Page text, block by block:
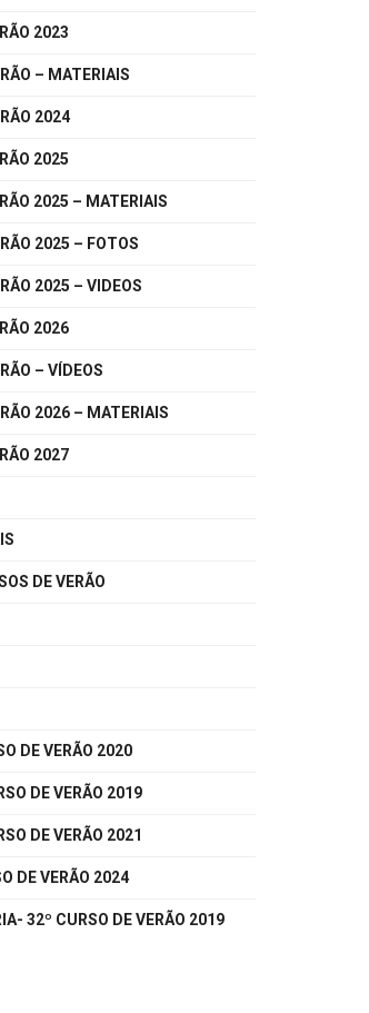
2023
– MATERIAIS
2024
2025
2025 – MATERIAIS
2025 – FOTOS
2025 – VIDEOS
2026
– VÍDEOS
2026 – MATERIAIS
2027
DE VERÃO
DE VERÃO 2020
DE VERÃO 2019
DE VERÃO 2021
DE VERÃO 2024
32º CURSO DE VERÃO 2019